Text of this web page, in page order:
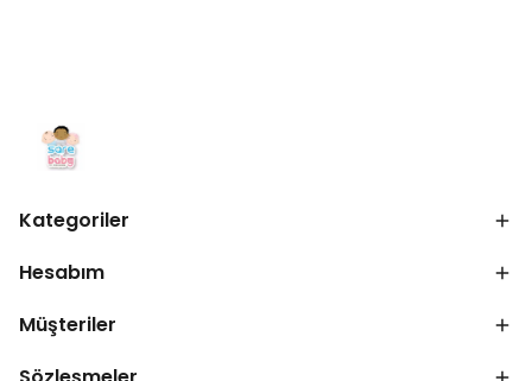
Kategoriler
Hesabım
Müşteriler